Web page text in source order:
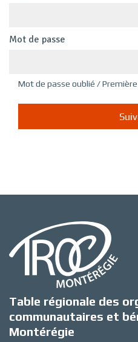
Mot de passe
Mot de passe oublié /
Table régionale des
communautaires et
Montérégie